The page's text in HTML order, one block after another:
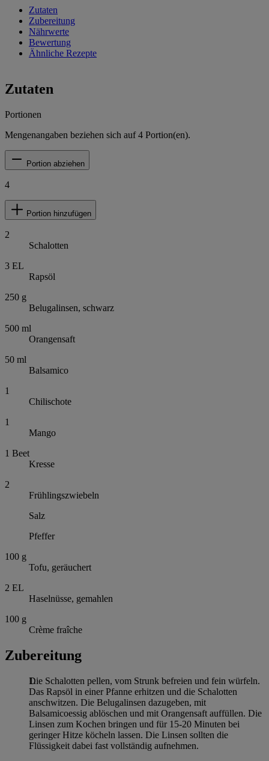
Zutaten
Zubereitung
Nährwerte
Bewertung
Ähnliche Rezepte
Zutaten
Portionen
Mengenangaben beziehen sich auf4 Portion(en).
Portion abziehen
4
Portion hinzufügen
2
Schalotten
3 EL
Rapsöl
250 g
Belugalinsen, schwarz
500 ml
Orangensaft
50 ml
Balsamico
1
Chilischote
1
Mango
1 Beet
Kresse
2
Frühlingszwiebeln
Salz
Pfeffer
100 g
Tofu, geräuchert
2 EL
Haselnüsse, gemahlen
100 g
Crème fraîche
Zubereitung
Die Schalotten pellen, vom Strunk befreien und fein würfeln.
Das Rapsöl in einer Pfanne erhitzen und die Schalotten
anschwitzen. Die Belugalinsen dazugeben, mit
Balsamicoessig ablöschen und mit Orangensaft auffüllen. Die
Linsen zum Kochen bringen und für 15-20 Minuten bei
geringer Hitze köcheln lassen. Die Linsen sollten die
Flüssigkeit dabei fast vollständig aufnehmen.